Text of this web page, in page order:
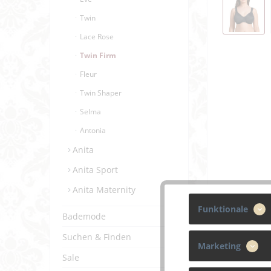
Twin
Lace Rose
Twin Firm
Fleur
Twin Shaper
Selma
Antonia
Anita
Anita Sport
Anita Maternity
Bademode
Suchen & Finden
Sale
Funktionale
Marketing